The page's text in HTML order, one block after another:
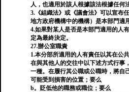
人，也適用於該人根據該法根據任何
3.《組織法》或《議會法》可以宣布
地方政府機構中的機構）是本部門適
4.如果對某人是否是本部門適用的人
定為最終決定。
27.辦公室職責
1.本分部所適用的人有責任以其在公
在與其他人的交往中以下述方式行事
一種。在履行其公職或公職時，將自
可能受到損害的位置；要么
b。貶低他的職務或職位；要么